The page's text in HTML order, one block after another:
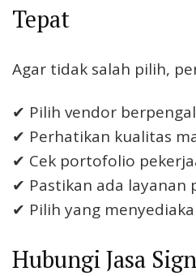
Tepat
Agar tidak salah pilih,
✔ Pilih vendor
✔ Perhatikan kualitas
✔ Cek portofolio
✔ Pastikan ada layanan
✔ Pilih yang
Hubungi Jasa